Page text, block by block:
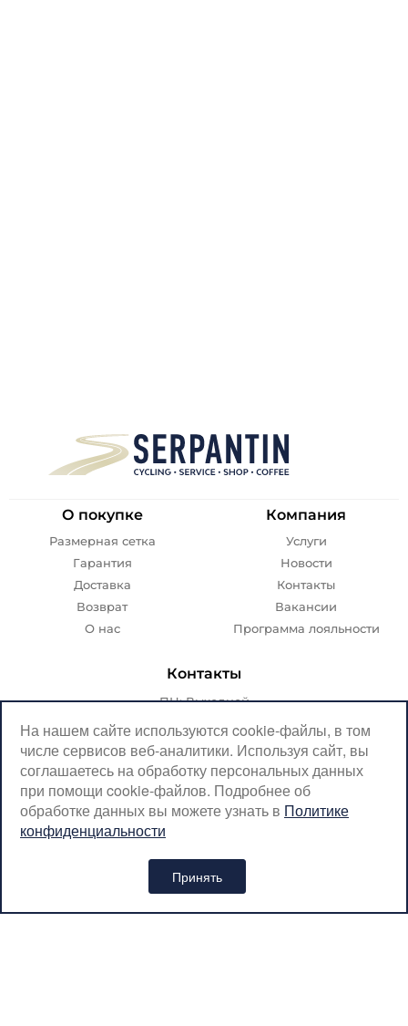
О покупке
Размерная сетка
Гарантия
Доставка
Возврат
О нас
Компания
Услуги
Новости
Контакты
Вакансии
Программа лояльности
Контакты
ПН: Выходной
ВТ-ПТ: с 07:00 до 20:00
СБ-ВС: с 08:00 до 18:00
Москва, Крылатская, 10
SerpantinCyclingShop@gmail.com
+7 (926) 899-38-31
На нашем сайте используются cookie-файлы, в том
числе сервисов веб-аналитики. Используя сайт, вы
соглашаетесь на обработку персональных данных
при помощи cookie-файлов. Подробнее об
обработке данных вы можете узнать в Политике
конфиденциальности
Принять